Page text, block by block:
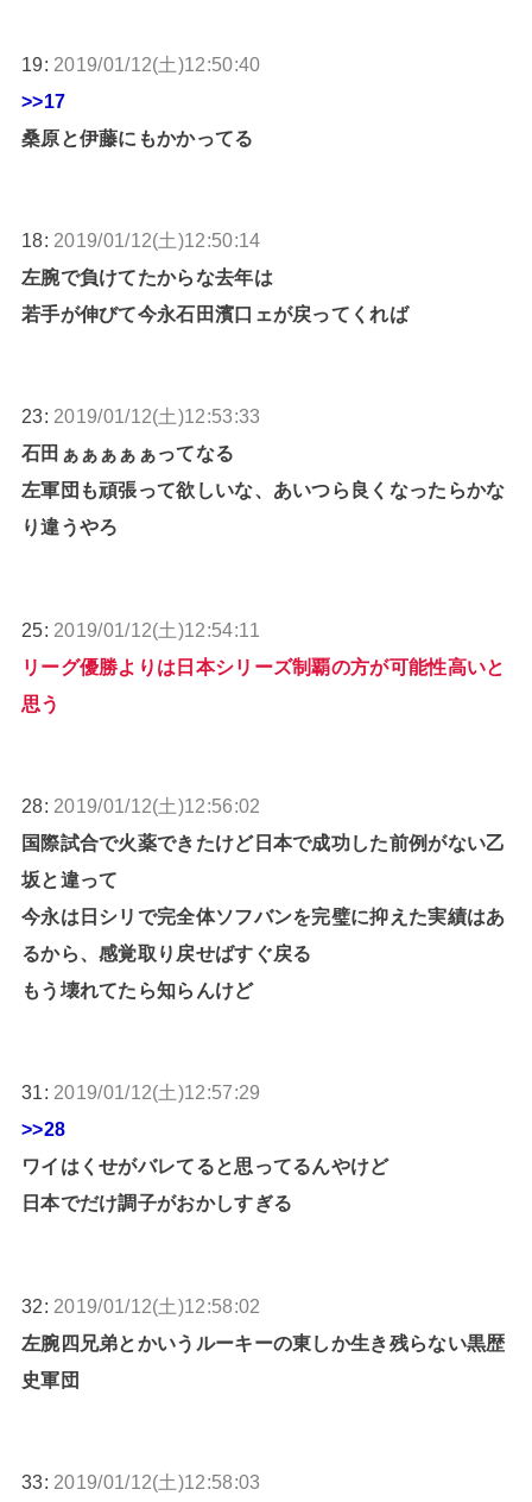
19: 2019/01/12(土)12:50:40
>>17
桑原と伊藤にもかかってる
18: 2019/01/12(土)12:50:14
左腕で負けてたからな去年は
若手が伸びて今永石田濱口ェが戻ってくれば
23: 2019/01/12(土)12:53:33
石田ぁぁぁぁぁってなる
左軍団も頑張って欲しいな、あいつら良くなったらかな
り違うやろ
25: 2019/01/12(土)12:54:11
リーグ優勝よりは日本シリーズ制覇の方が可能性高いと
思う
28: 2019/01/12(土)12:56:02
国際試合で火薬できたけど日本で成功した前例がない乙
坂と違って
今永は日シリで完全体ソフバンを完璧に抑えた実績はあ
るから、感覚取り戻せばすぐ戻る
もう壊れてたら知らんけど
31: 2019/01/12(土)12:57:29
>>28
ワイはくせがバレてると思ってるんやけど
日本でだけ調子がおかしすぎる
32: 2019/01/12(土)12:58:02
左腕四兄弟とかいうルーキーの東しか生き残らない黒歴
史軍団
33: 2019/01/12(土)12:58:03